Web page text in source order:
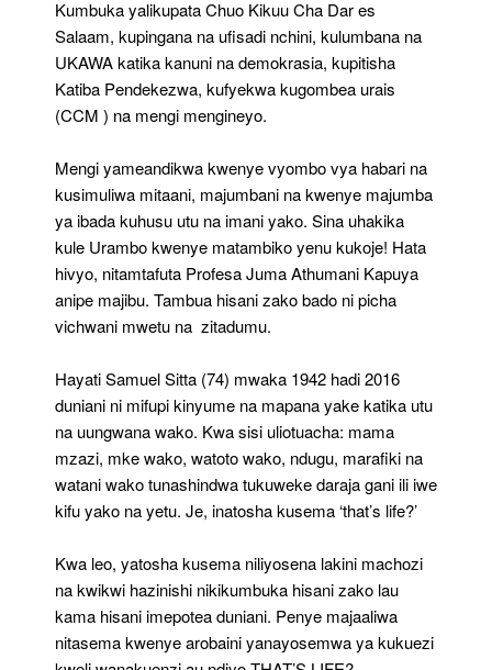
Kumbuka yalikupata Chuo Kikuu Cha Dar es
Salaam, kupingana na ufisadi nchini, kulumbana na
UKAWA katika kanuni na demokrasia, kupitisha
Katiba Pendekezwa, kufyekwa kugombea urais
(CCM ) na mengi mengineyo.
Mengi yameandikwa kwenye vyombo vya habari na
kusimuliwa mitaani, majumbani na kwenye majumba
ya ibada kuhusu utu na imani yako. Sina uhakika
kule Urambo kwenye matambiko yenu kukoje! Hata
hivyo, nitamtafuta Profesa Juma Athumani Kapuya
anipe majibu. Tambua hisani zako bado ni picha
vichwani mwetu na zitadumu.
Hayati Samuel Sitta (74) mwaka 1942 hadi 2016
duniani ni mifupi kinyume na mapana yake katika utu
na uungwana wako. Kwa sisi uliotuacha: mama
mzazi, mke wako, watoto wako, ndugu, marafiki na
watani wako tunashindwa tukuweke daraja gani ili iwe
kifu yako na yetu. Je, inatosha kusema ‘that’s life?’
Kwa leo, yatosha kusema niliyosena lakini machozi
na kwikwi hazinishi nikikumbuka hisani zako lau
kama hisani imepotea duniani. Penye majaaliwa
nitasema kwenye arobaini yanayosemwa ya kukuezi